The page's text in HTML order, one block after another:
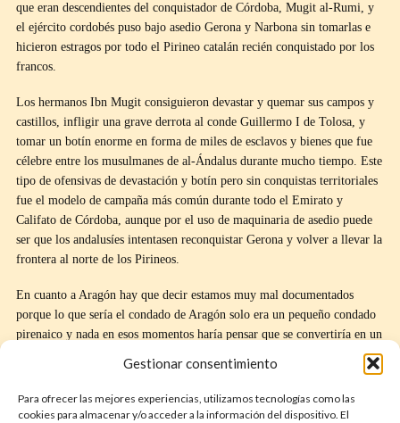
Gestionar consentimiento
Para ofrecer las mejores experiencias, utilizamos tecnologías como las
cookies para almacenar y/o acceder a la información del dispositivo. El
que eran descendientes del conquistador de Córdoba, Mugit al-Rumi, y
el ejército cordobés puso bajo asedio Gerona y Narbona sin tomarlas e
hicieron estragos por todo el Pirineo catalán recién conquistado por los
francos.
Los hermanos Ibn Mugit consiguieron devastar y quemar sus campos y
castillos, infligir una grave derrota al conde Guillermo I de Tolosa, y
tomar un botín enorme en forma de miles de esclavos y bienes que fue
célebre entre los musulmanes de al-Ándalus durante mucho tiempo. Este
tipo de ofensivas de devastación y botín pero sin conquistas territoriales
fue el modelo de campaña más común durante todo el Emirato y
Califato de Córdoba, aunque por el uso de maquinaria de asedio puede
ser que los andalusíes intentasen reconquistar Gerona y volver a llevar la
frontera al norte de los Pirineos.
En cuanto a Aragón hay que decir estamos muy mal documentados
porque lo que sería el condado de Aragón solo era un pequeño condado
pirenaico y nada en esos momentos haría pensar que se convertiría en un
condado de Aragón nacido en los valles de Aragón, Hecho y Ansó, en la
provincia de Huesca, fue una fundación carolingia en un momento